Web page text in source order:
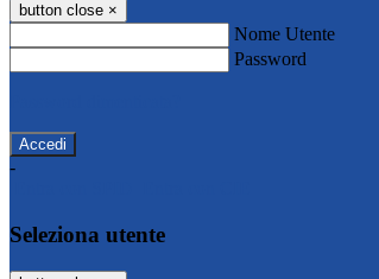
button close ×
Nome Utente
Password
-
Seleziona utente